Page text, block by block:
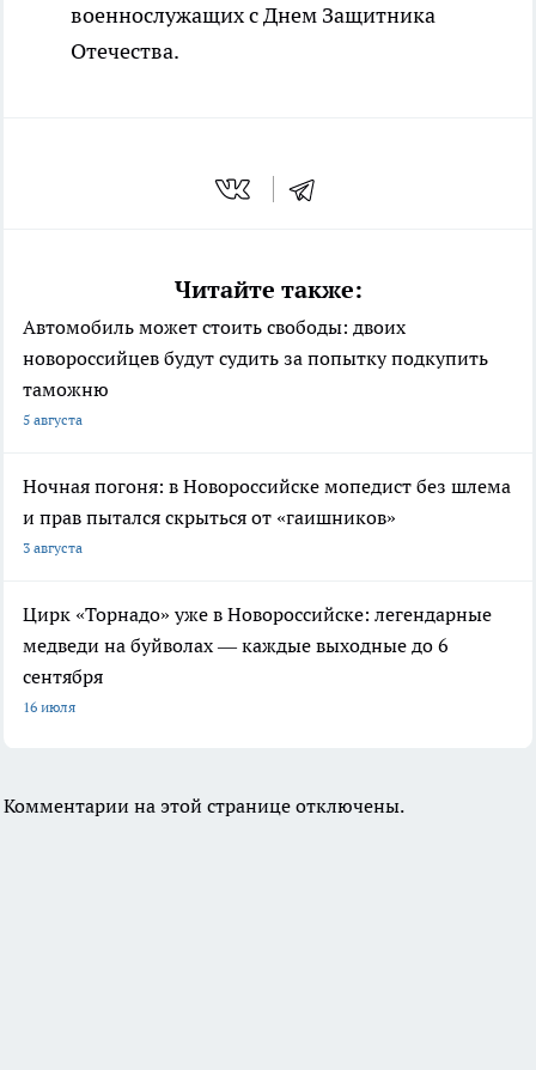
военнослужащих с Днем Защитника
Отечества.
Читайте также:
Автомобиль может стоить свободы: двоих
новороссийцев будут судить за попытку подкупить
таможню
5 августа
Ночная погоня: в Новороссийске мопедист без шлема
и прав пытался скрыться от «гаишников»
3 августа
Цирк «Торнадо» уже в Новороссийске: легендарные
медведи на буйволах — каждые выходные до 6
сентября
16 июля
Комментарии на этой странице отключены.